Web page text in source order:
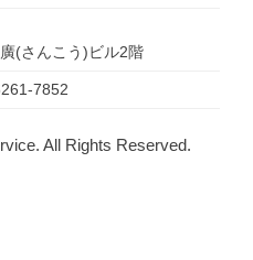
(さんこう)ビル2階
7852
All Rights Reserved.